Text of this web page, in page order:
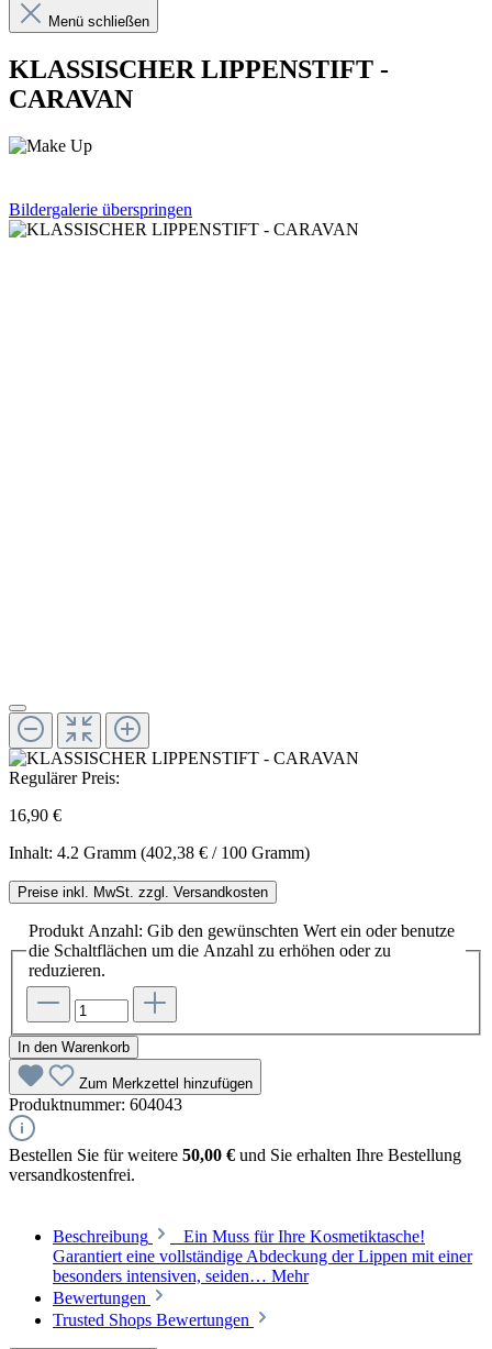
Menü schließen
KLASSISCHER LIPPENSTIFT -
CARAVAN
Bildergalerie überspringen
Regulärer Preis:
16,90 €
Inhalt: 4.2 Gramm (402,38 € / 100 Gramm)
Preise inkl. MwSt. zzgl. Versandkosten
Produkt Anzahl: Gib den gewünschten Wert ein oder benutze
die Schaltflächen um die Anzahl zu erhöhen oder zu
reduzieren.
In den Warenkorb
Zum Merkzettel hinzufügen
Produktnummer: 604043
Bestellen Sie für weitere 50,00 € und Sie erhalten Ihre Bestellung
versandkostenfrei.
Beschreibung
Ein Muss für Ihre Kosmetiktasche!
Garantiert eine vollständige Abdeckung der Lippen mit einer
besonders intensiven, seiden… Mehr
Bewertungen
Trusted Shops Bewertungen